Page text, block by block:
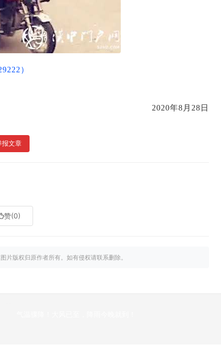
）
2020年8月28日
报文章
赞(0)
片版权归原作者所有。如有侵权请联系删除。